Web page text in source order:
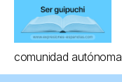
comunidad